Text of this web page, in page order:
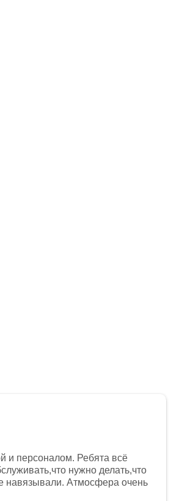
и персоналом. Ребята всё
нужно делать,что
навязывали. Атмосфера очень